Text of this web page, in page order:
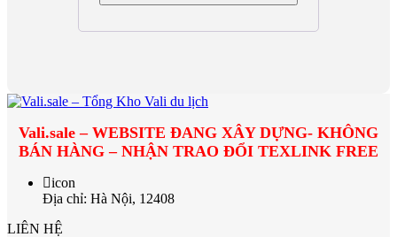
Vali.sale – WEBSITE ĐANG XÂY DỰNG- KHÔNG
BÁN HÀNG – NHẬN TRAO ĐỔI TEXLINK FREE
icon
Địa chỉ: Hà Nội, 12408
LIÊN HỆ